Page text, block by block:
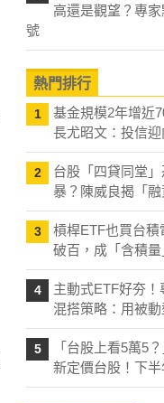
高還是觀望？專
號
熱門排行
1
基金規模2年增近
長尤昭文：投信
2
台股「四貸同堂
暴？陳威良揭「
3
槓桿ETF也買台積
破百，成「含積量
4
主動式ETF好夯！
混搭策略：用被
5
「台股上看5萬5
新定價台股！下